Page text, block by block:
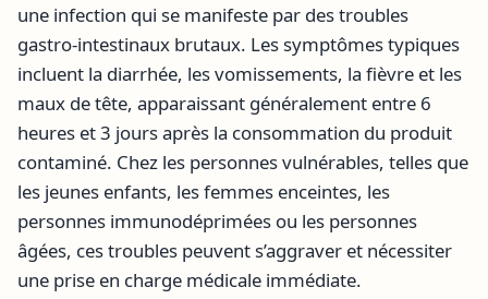
une infection qui se manifeste par des troubles
gastro-intestinaux brutaux. Les symptômes typiques
incluent la diarrhée, les vomissements, la fièvre et les
maux de tête, apparaissant généralement entre 6
heures et 3 jours après la consommation du produit
contaminé. Chez les personnes vulnérables, telles que
les jeunes enfants, les femmes enceintes, les
personnes immunodéprimées ou les personnes
âgées, ces troubles peuvent s’aggraver et nécessiter
une prise en charge médicale immédiate.